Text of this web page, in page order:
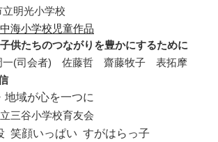
立明光小学校
海小学校児童作品
たちのつながりを豊かにするために
一(司会者) 佐藤哲 齋藤牧子 表拓摩
地域が心を一つに
三谷小学校育友会
笑顔いっぱい すがはらっ子